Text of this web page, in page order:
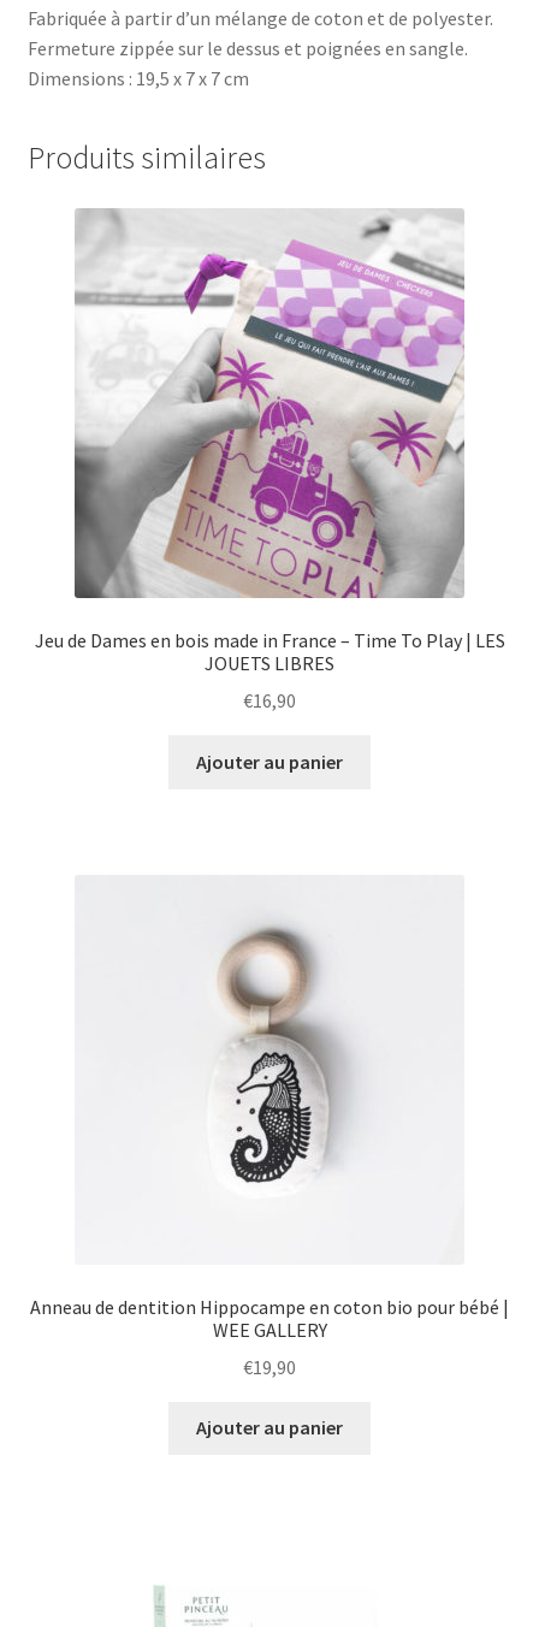
Fabriquée à partir d’un mélange de coton et de polyester.
Fermeture zippée sur le dessus et poignées en sangle.
Dimensions : 19,5 x 7 x 7 cm
Produits similaires
Jeu de Dames en bois made in France – Time To Play | LES
JOUETS LIBRES
€16,90
Ajouter au panier
Anneau de dentition Hippocampe en coton bio pour bébé |
WEE GALLERY
€19,90
Ajouter au panier